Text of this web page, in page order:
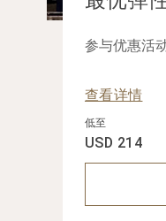
参与优惠活
查看详情
低至
USD 214